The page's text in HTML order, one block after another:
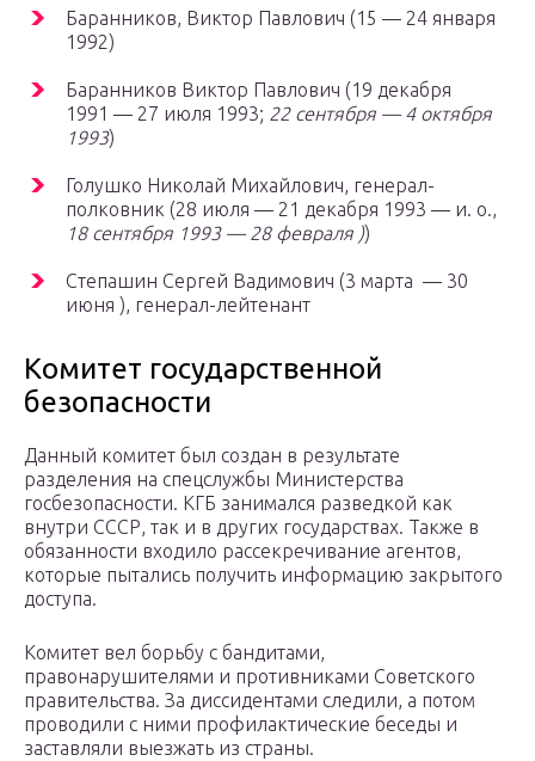
Баранников, Виктор Павлович (15 — 24 января
1992)
Баранников Виктор Павлович (19 декабря
1991 — 27 июля 1993; 22 сентября — 4 октября
1993)
Голушко Николай Михайлович, генерал-
полковник (28 июля — 21 декабря 1993 — и. о.,
18 сентября 1993 — 28 февраля ))
Степашин Сергей Вадимович (3 марта — 30
июня ), генерал-лейтенант
Комитет государственной
безопасности
Данный комитет был создан в результате
разделения на спецслужбы Министерства
госбезопасности. КГБ занимался разведкой как
внутри СССР, так и в других государствах. Также в
обязанности входило рассекречивание агентов,
которые пытались получить информацию закрытого
доступа.
Комитет вел борьбу с бандитами,
правонарушителями и противниками Советского
правительства. За диссидентами следили, а потом
проводили с ними профилактические беседы и
заставляли выезжать из страны.